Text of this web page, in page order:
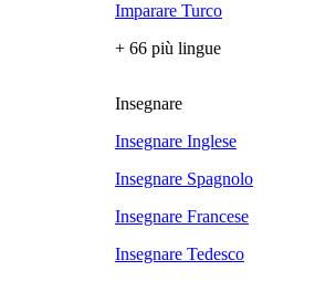
Imparare Turco
+ 66 più lingue
Insegnare
Insegnare Inglese
Insegnare Spagnolo
Insegnare Francese
Insegnare Tedesco